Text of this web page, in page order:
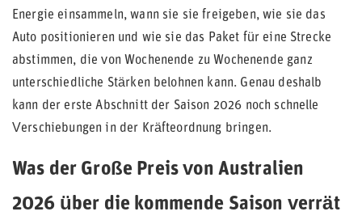
Energie einsammeln, wann sie sie freigeben, wie sie das
Auto positionieren und wie sie das Paket für eine Strecke
abstimmen, die von Wochenende zu Wochenende ganz
unterschiedliche Stärken belohnen kann. Genau deshalb
kann der erste Abschnitt der Saison 2026 noch schnelle
Verschiebungen in der Kräfteordnung bringen.
Was der Große Preis von Australien
2026 über die kommende Saison verrät